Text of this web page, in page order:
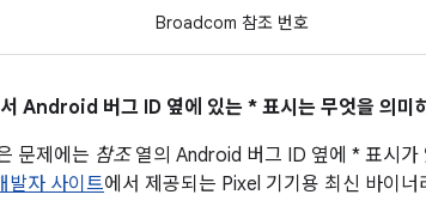
Broadcom 참조 번호
Android 버그 ID 옆에 있는 * 표시는 무엇을 의미
문제에는 참조열의 Android 버그 ID 옆에 * 표시가
발자 사이트에서 제공되는 Pixel 기기용 최신 바이